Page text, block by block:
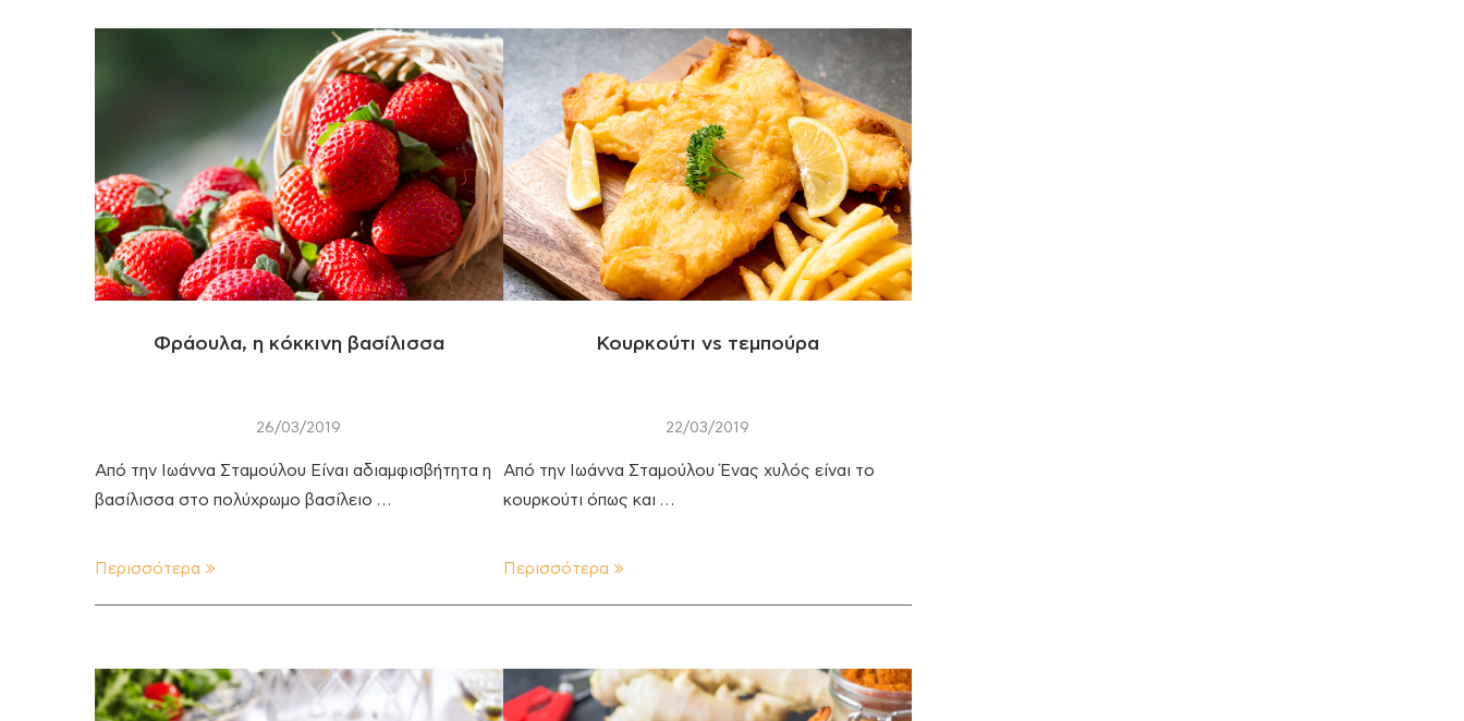
Φράουλα, η κόκκινη βασίλισσα
26/03/2019
Από την Ιωάννα Σταμούλου Είναι αδιαμφισβήτητα η
βασίλισσα στο πολύχρωμο βασίλειο …
Περισσότερα
Κουρκούτι vs τεμπούρα
22/03/2019
Από την Ιωάννα Σταμούλου Ένας χυλός είναι το
κουρκούτι όπως και …
Περισσότερα